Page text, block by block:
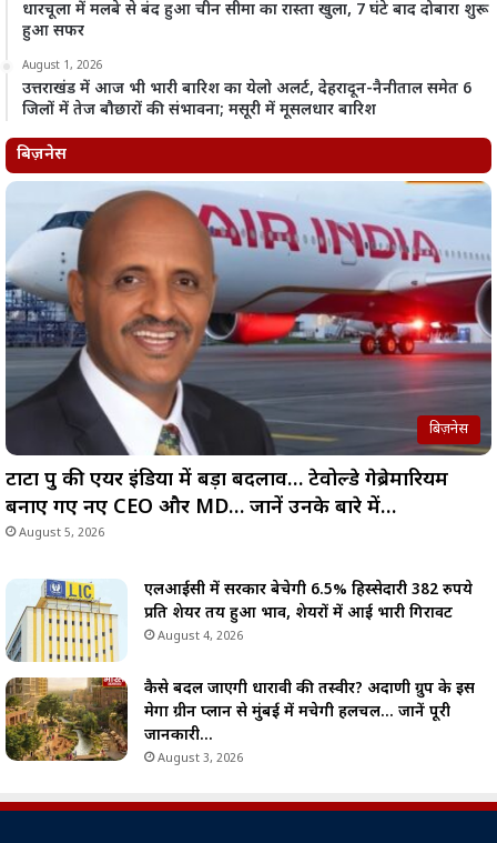
धारचूला में मलबे से बंद हुआ चीन सीमा का रास्ता खुला, 7 घंटे बाद दोबारा शुरू
हुआ सफर
August 1, 2026
उत्तराखंड में आज भी भारी बारिश का येलो अलर्ट, देहरादून-नैनीताल समेत 6
जिलों में तेज बौछारों की संभावना; मसूरी में मूसलधार बारिश
बिज़नेस
बिज़नेस
टाटा ग्रुप की एयर इंडिया में बड़ा बदलाव… टेवोल्डे गेब्रेमारियम
बनाए गए नए CEO और MD… जानें उनके बारे में…
August 5, 2026
एलआईसी में सरकार बेचेगी 6.5% हिस्सेदारी 382 रुपये
प्रति शेयर तय हुआ भाव, शेयरों में आई भारी गिरावट
August 4, 2026
कैसे बदल जाएगी धारावी की तस्वीर? अदाणी ग्रुप के इस
मेगा ग्रीन प्लान से मुंबई में मचेगी हलचल… जानें पूरी
जानकारी…
August 3, 2026